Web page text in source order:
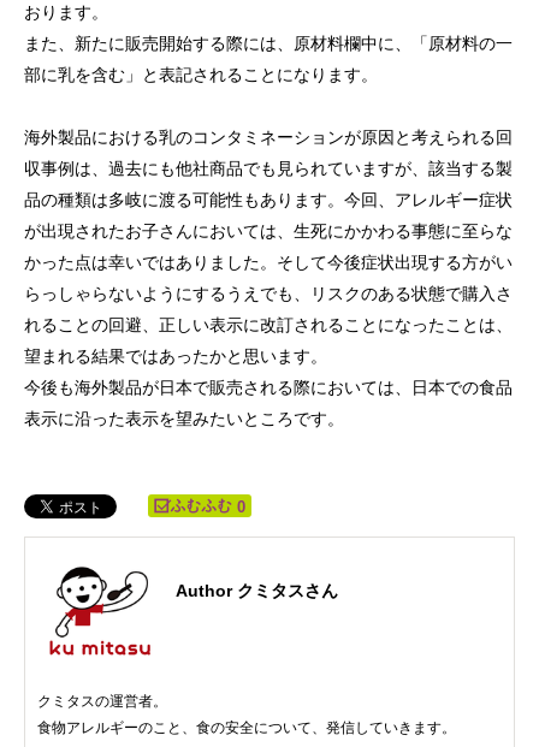
おります。
また、新たに販売開始する際には、原材料欄中に、「原材料の一
部に乳を含む」と表記されることになります。
海外製品における乳のコンタミネーションが原因と考えられる回
収事例は、過去にも他社商品でも見られていますが、該当する製
品の種類は多岐に渡る可能性もあります。今回、アレルギー症状
が出現されたお子さんにおいては、生死にかかわる事態に至らな
かった点は幸いではありました。そして今後症状出現する方がい
らっしゃらないようにするうえでも、リスクのある状態で購入さ
れることの回避、正しい表示に改訂されることになったことは、
望まれる結果ではあったかと思います。
今後も海外製品が日本で販売される際においては、日本での食品
表示に沿った表示を望みたいところです。
0
Author クミタスさん
クミタスの運営者。
食物アレルギーのこと、食の安全について、発信していきます。